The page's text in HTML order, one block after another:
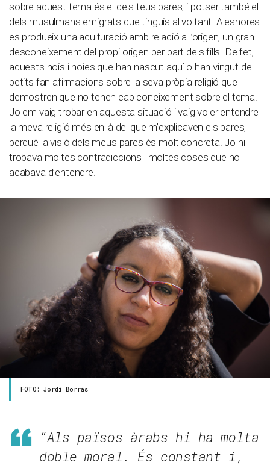
sobre aquest tema és el dels teus pares, i potser també el
dels musulmans emigrats que tinguis al voltant. Aleshores
es produeix una aculturació amb relació a l’origen, un gran
desconeixement del propi origen per part dels fills. De fet,
aquests nois i noies que han nascut aquí o han vingut de
petits fan afirmacions sobre la seva pròpia religió que
demostren que no tenen cap coneixement sobre el tema.
Jo em vaig trobar en aquesta situació i vaig voler entendre
la meva religió més enllà del que m’explicaven els pares,
perquè la visió dels meus pares és molt concreta. Jo hi
trobava moltes contradiccions i moltes coses que no
acabava d’entendre.
FOTO: Jordi Borràs
“Als països àrabs hi ha molta
doble moral. És constant i,